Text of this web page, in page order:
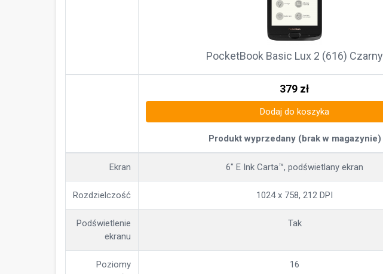
PocketBook Basic Lux 2 (616) Czarny
379 zł
Dodaj do koszyka
Produkt wyprzedany (brak w magazynie)
Ekran 6" E Ink Carta™, podświetlany ekran
Rozdzielczość 1024 x 758, 212 DPI
Podświetlenie
ekranu
Tak
Poziomy
16